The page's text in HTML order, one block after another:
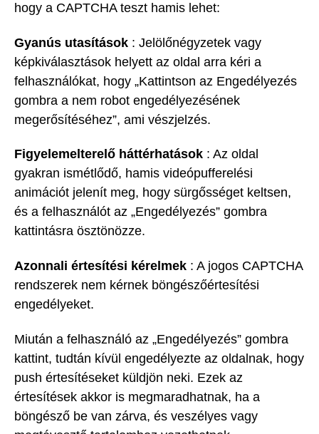
hogy a CAPTCHA teszt hamis lehet:
Gyanús utasítások : Jelölőnégyzetek vagy
képkiválasztások helyett az oldal arra kéri a
felhasználókat, hogy „Kattintson az Engedélyezés
gombra a nem robot engedélyezésének
megerősítéséhez”, ami vészjelzés.
Figyelemelterelő háttérhatások : Az oldal
gyakran ismétlődő, hamis videópufferelési
animációt jelenít meg, hogy sürgősséget keltsen,
és a felhasználót az „Engedélyezés” gombra
kattintásra ösztönözze.
Azonnali értesítési kérelmek : A jogos CAPTCHA
rendszerek nem kérnek böngészőértesítési
engedélyeket.
Miután a felhasználó az „Engedélyezés” gombra
kattint, tudtán kívül engedélyezte az oldalnak, hogy
push értesítéseket küldjön neki. Ezek az
értesítések akkor is megmaradhatnak, ha a
böngésző be van zárva, és veszélyes vagy